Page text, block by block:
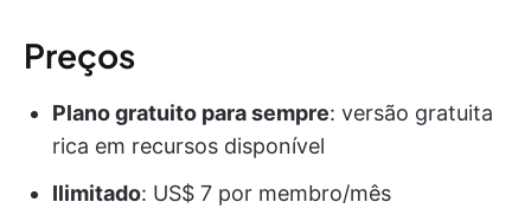
Preços
Plano gratuito para sempre: versão gratuita
rica em recursos disponível
Ilimitado: US$ 7 por membro/mês